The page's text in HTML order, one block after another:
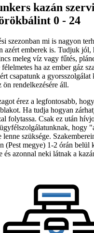
kazán
0 - 24
szezonban mi is nagyon
azért emberek is. Tudjuk
meleg víz vagy fűtés,
ha az ember gáz
csapatunk a gyorsszolgálat
ön rendelkezésére áll.
érez a legfontosabb,
Ha tudja hogyan
folytassa. Csak ez után
hogy
lenne szüksége.
(Pest megye) 1-2 órán belül
és azonnal neki látnak a